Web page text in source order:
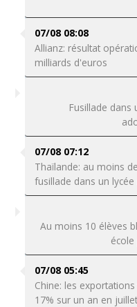
07/08 08:08
Allianz: résultat
milliards d'euros
Fusillade dans
07/08 07:12
Thaïlande: au moins
fusillade dans un
Au moins 10 élèves
07/08 05:45
Chine: les
17% sur un an en